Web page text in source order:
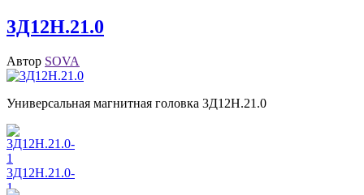
3Д12Н.21.0
Автор SOVA
Универсальная магнитная головка 3Д12Н.21.0
3Д12Н.21.0-
1